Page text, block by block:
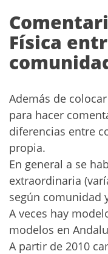
Física
Además de
para hacer
diferencias entre
propia.
En general a se
extraordinaria
según comunidad
A veces hay
modelos en
A partir de 2010